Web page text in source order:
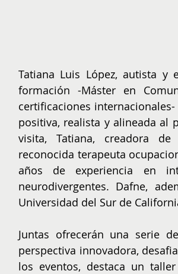
Tatiana Luis López, autista y
formación -Máster en
certificaciones
positiva, realista y alineada al
visita, Tatiana, creadora de
reconocida terapeuta
años de experiencia en
neurodivergentes. Dafne,
Universidad del Sur de
Juntas ofrecerán una serie
perspectiva innovadora,
los eventos, destaca un